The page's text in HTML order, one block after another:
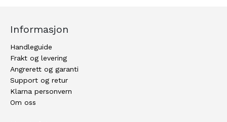
Informasjon
Handleguide
Frakt og levering
Angrerett og garanti
Support og retur
Klarna personvern
Om oss